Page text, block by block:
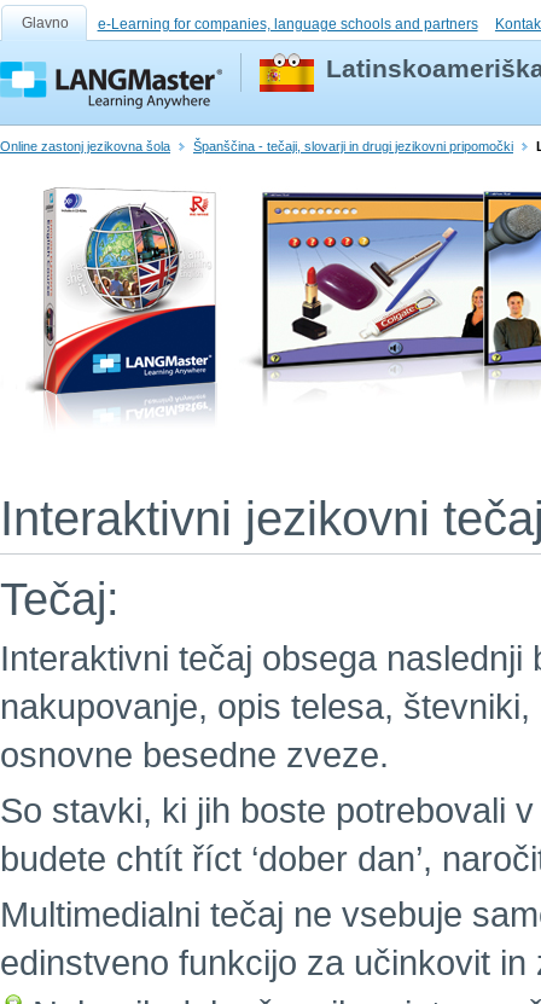
Glavno e-Learning for companies, language schools and partners
Online zastonj jezikovna šola Španščina - tečaji, slovarji in drugi jezikovni pripomočki
Interaktivni jezikovni
Tečaj:
Interaktivni tečaj obsega
nakupovanje, opis telesa,
osnovne besedne zveze.
So stavki, ki jih boste potrebovali
budete chtít říct ‘dober dan’,
Multimedialni tečaj ne vsebuje
edinstveno funkcijo za učinkovit in